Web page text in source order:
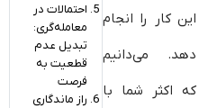
این کار را انجام
دهد. می‌دانیم
که اکثر شما با
احتمالات در
معامله‌گری:
تبدیل عدم
قطعیت به
فرصت
راز ماندگاری